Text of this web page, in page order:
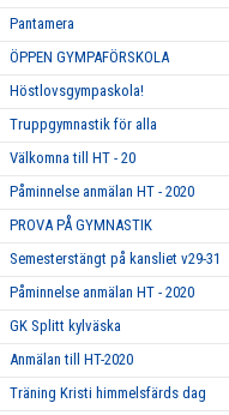
Pantamera
ÖPPEN GYMPAFÖRSKOLA
Höstlovsgympaskola!
Truppgymnastik för alla
Välkomna till HT - 20
Påminnelse anmälan HT - 2020
PROVA PÅ GYMNASTIK
Semesterstängt på kansliet v29-31
Påminnelse anmälan HT - 2020
GK Splitt kylväska
Anmälan till HT-2020
Träning Kristi himmelsfärds dag